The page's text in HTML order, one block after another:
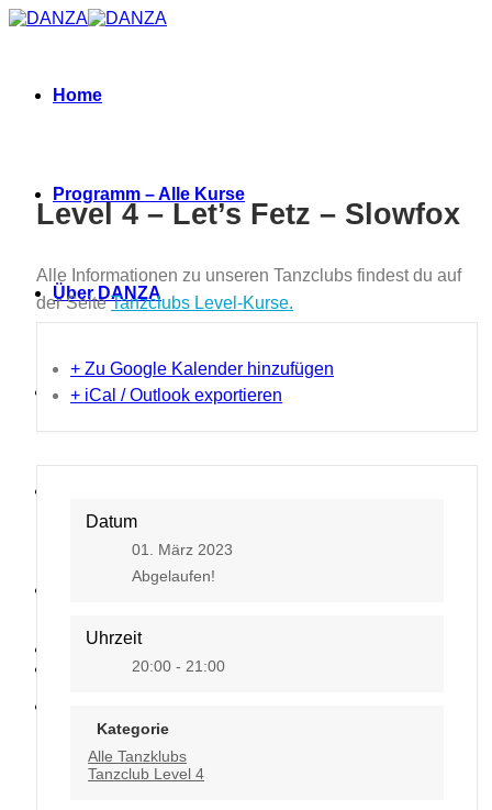
Zum
Home
Programm – Alle Kurse
Über DANZA
Neues
Level 4 – Let’s Fetz – Slowfox
Alle Informationen zu unseren Tanzclubs findest du auf
der SeiteTanzclubs Level-Kurse.
+ Zu Google Kalender hinzufügen
+ iCal / Outlook exportieren
Datum
01. März 2023
Abgelaufen!
Uhrzeit
20:00 - 21:00
Kategorie
Alle Tanzklubs
Tanzclub Level 4